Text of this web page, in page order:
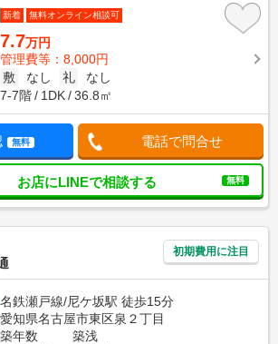
新着 無料オンライン相談可
7.7万円
管理費等：8,000円
敷
なし 礼
なし
7-7階
1DK 36.8㎡
無料 電話で問合せ
お店にLINEで相談する 無料
初期費用に注目
名鉄瀬戸線/尼ケ坂駅 徒歩15分
愛知県名古屋市東区泉２丁目
築年数
築浅